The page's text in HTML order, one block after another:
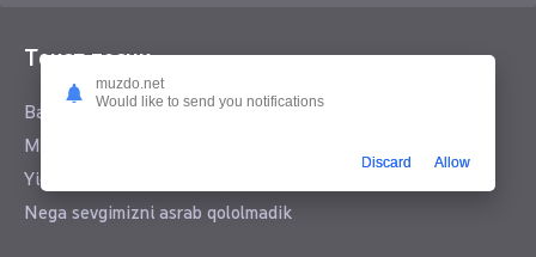
Текст песни
Balki san mani baxtim emasdirsan
Manimcha shunga birga bololmadik
Yig'lamagin har doim kulib tur
Nega sevgimizni asrab qololmadik
muzdo.net
Would like to send you notifications
Discard Allow